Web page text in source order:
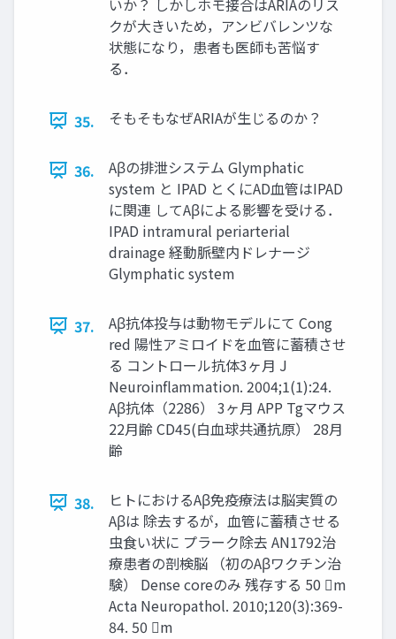
クが大きいため，アンビバレンツな
状態になり，患者も医師も苦悩す
る．
35. そもそもなぜARIAが生じるのか？
36.
Aβの排泄システム Glymphatic
system と IPAD とくにAD血管はIPAD
に関連 してAβによる影響を受ける．
IPAD intramural periarterial
drainage 経動脈壁内ドレナージ
Glymphatic system
37.
Aβ抗体投与は動物モデルにて Cong
red 陽性アミロイドを血管に蓄積させ
る コントロール抗体3ヶ月 J
Neuroinflammation. 2004;1(1):24.
Aβ抗体（2286） 3ヶ月 APP Tgマウス
22月齢 CD45(白血球共通抗原） 28月
齢
38.
ヒトにおけるAβ免疫療法は脳実質の
Aβは 除去するが，血管に蓄積させる
虫食い状に プラーク除去 AN1792治
療患者の剖検脳 （初のAβワクチン治
験） Dense coreのみ 残存する 50 m
Acta Neuropathol. 2010;120(3):369-
84. 50 m